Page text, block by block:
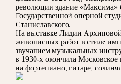
революции здание «Максима»
Государственной оперной
Станиславского.
На выставке Лидии
живописных работ в стиле
звучанием музыкальных
в 1930-х окончила
на фортепиано, гитаре,